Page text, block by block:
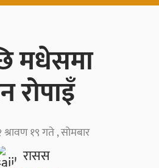
मधेसमा
रोपाइँ
रासस
१९ गते , सोमबार